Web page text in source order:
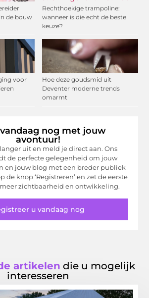
de bouw
Rechthoekige trampoline:
wanneer is die echt de beste
keuze?
voor
Hoe deze goudsmid uit
Deventer moderne trends
omarmt
nog met jouw
avontuur!
uit en meld je direct aan. Ons
de perfecte gelegenheid om jouw
en jouw blog met een breder publiek
de knop ‘Registreren’ en zet de eerste
zichtbaarheid en ontwikkeling.
u vandaag nog
artikelen die u mogelijk
interesseren